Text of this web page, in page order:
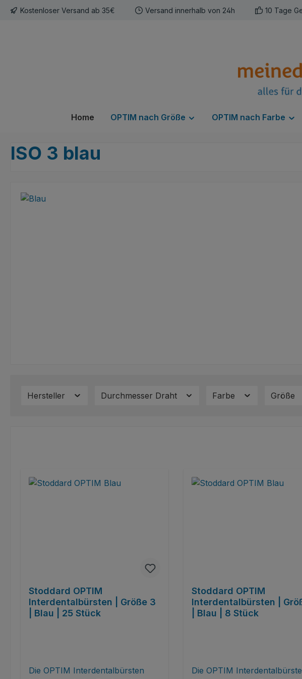
Hauptinhalt springen
Zur Suche springen
Zur Hauptnavigation springen
Kostenloser Versand ab 35€ Versand innerhalb von 24h 10 Tage
Home OPTIM nach Größe OPTIM nach Farbe
ISO 3 blau
Hersteller Durchmesser Draht Farbe Größe
Stoddard OPTIM
Interdentalbürsten | Größe 3
| Blau | 25 Stück
Die OPTIM Interdentalbürsten
Stoddard OPTIM
Interdentalbürsten |
| Blau | 8 Stück
Die OPTIM